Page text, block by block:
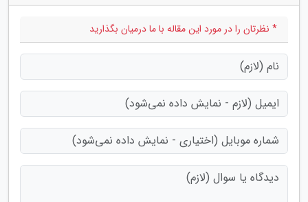
* نظرتان را در مورد این مقاله با ما درمیان بگذارید